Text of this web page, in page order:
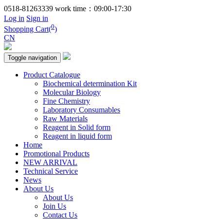
0518-81263339 work time：09:00-17:30
Log in Sign in
Shopping Cart(0)
CN
Toggle navigation
Product Catalogue
Biochemical determination Kit
Molecular Biology
Fine Chemistry
Laboratory Consumables
Raw Materials
Reagent in Solid form
Reagent in liquid form
Home
Promotional Products
NEW ARRIVAL
Technical Service
News
About Us
About Us
Join Us
Contact Us